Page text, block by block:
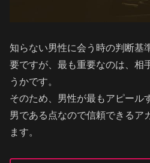
知らない男性に会う時の判断基
要ですが、最も重要なのは、相
うかです。
そのため、男性が最もアピール
男である点なので信頼できるア
ます。